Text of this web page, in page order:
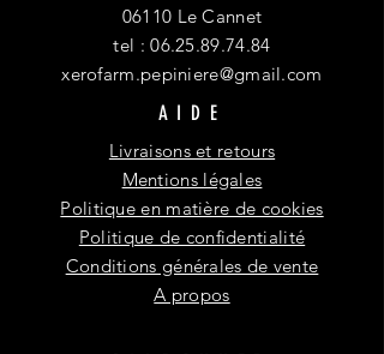
06110 Le Cannet
tel :06.25.89.74.84
xerofarm.pepiniere@gmail.com
AIDE
Livraisons et retours
Mentions légales
Politique en matière de cookies
Politique de confidentialité
Conditions générales de vente
A propos